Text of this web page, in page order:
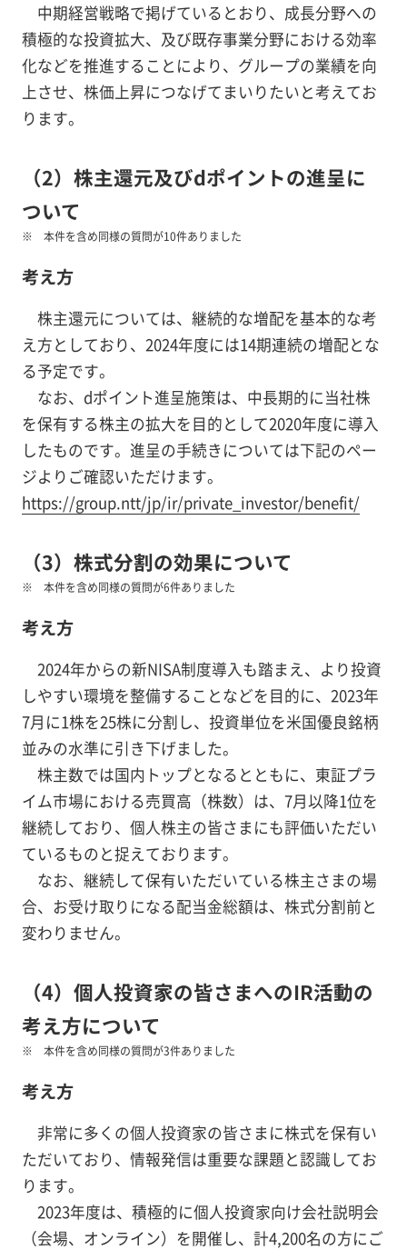
中期経営戦略で掲げているとおり、成長分野への
積極的な投資拡大、及び既存事業分野における効率
化などを推進することにより、グループの業績を向
上させ、株価上昇につなげてまいりたいと考えてお
ります。
（2）株主還元及びdポイントの進呈に
ついて
本件を含め同様の質問が10件ありました
考え方
株主還元については、継続的な増配を基本的な考
え方としており、2024年度には14期連続の増配とな
る予定です。
なお、dポイント進呈施策は、中長期的に当社株
を保有する株主の拡大を目的として2020年度に導入
したものです。進呈の手続きについては下記のペー
ジよりご確認いただけます。
https://group.ntt/jp/ir/private_investor/benefit/
（3）株式分割の効果について
本件を含め同様の質問が6件ありました
考え方
2024年からの新NISA制度導入も踏まえ、より投資
しやすい環境を整備することなどを目的に、2023年
7月に1株を25株に分割し、投資単位を米国優良銘柄
並みの水準に引き下げました。
株主数では国内トップとなるとともに、東証プラ
イム市場における売買高（株数）は、7月以降1位を
継続しており、個人株主の皆さまにも評価いただい
ているものと捉えております。
なお、継続して保有いただいている株主さまの場
合、お受け取りになる配当金総額は、株式分割前と
変わりません。
（4）個人投資家の皆さまへのIR活動の
考え方について
本件を含め同様の質問が3件ありました
考え方
非常に多くの個人投資家の皆さまに株式を保有い
ただいており、情報発信は重要な課題と認識してお
ります。
2023年度は、積極的に個人投資家向け会社説明会
（会場、オンライン）を開催し、計4,200名の方にご